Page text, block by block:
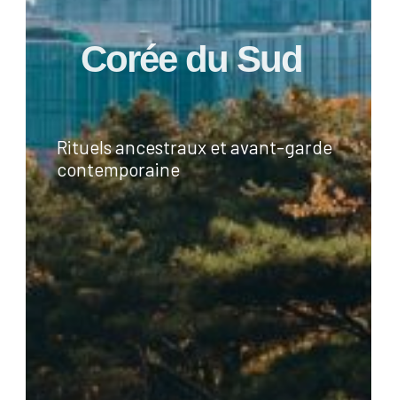
Corée du Sud
Rituels ancestraux et avant-garde
contemporaine